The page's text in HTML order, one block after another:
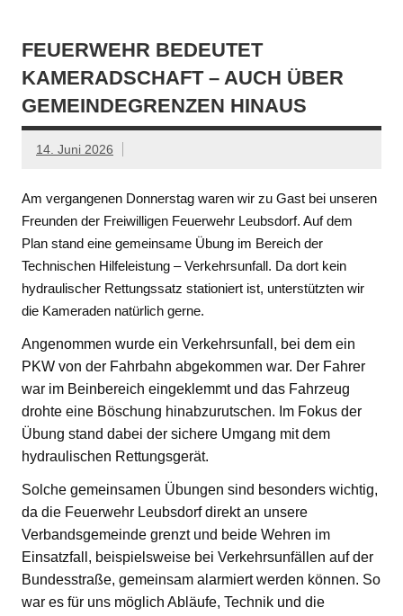
FEUERWEHR BEDEUTET
KAMERADSCHAFT – AUCH ÜBER
GEMEINDEGRENZEN HINAUS
14. Juni 2026
Am vergangenen Donnerstag waren wir zu Gast bei unseren
Freunden der Freiwilligen Feuerwehr Leubsdorf. Auf dem
Plan stand eine gemeinsame Übung im Bereich der
Technischen Hilfeleistung – Verkehrsunfall. Da dort kein
hydraulischer Rettungssatz stationiert ist, unterstützten wir
die Kameraden natürlich gerne.
Angenommen wurde ein Verkehrsunfall, bei dem ein
PKW von der Fahrbahn abgekommen war. Der Fahrer
war im Beinbereich eingeklemmt und das Fahrzeug
drohte eine Böschung hinabzurutschen. Im Fokus der
Übung stand dabei der sichere Umgang mit dem
hydraulischen Rettungsgerät.
Solche gemeinsamen Übungen sind besonders wichtig,
da die Feuerwehr Leubsdorf direkt an unsere
Verbandsgemeinde grenzt und beide Wehren im
Einsatzfall, beispielsweise bei Verkehrsunfällen auf der
Bundesstraße, gemeinsam alarmiert werden können. So
war es für uns möglich Abläufe, Technik und die